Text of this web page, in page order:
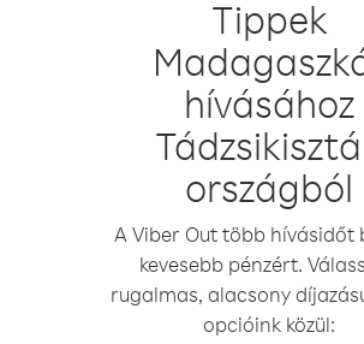
Tippek
hívásához
országból
A Viber Out több hívásidőt
kevesebb pénzért.
rugalmas, alacsony
opcióink közül: